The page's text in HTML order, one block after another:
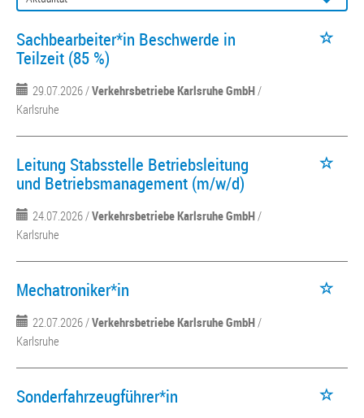
Sachbearbeiter*in Beschwerde in
Teilzeit (85 %)
29.07.2026 /Verkehrsbetriebe Karlsruhe GmbH/
Karlsruhe
Leitung Stabsstelle Betriebsleitung
und Betriebsmanagement (m/w/d)
24.07.2026 /Verkehrsbetriebe Karlsruhe GmbH/
Karlsruhe
Mechatroniker*in
22.07.2026 /Verkehrsbetriebe Karlsruhe GmbH/
Karlsruhe
Sonderfahrzeugführer*in